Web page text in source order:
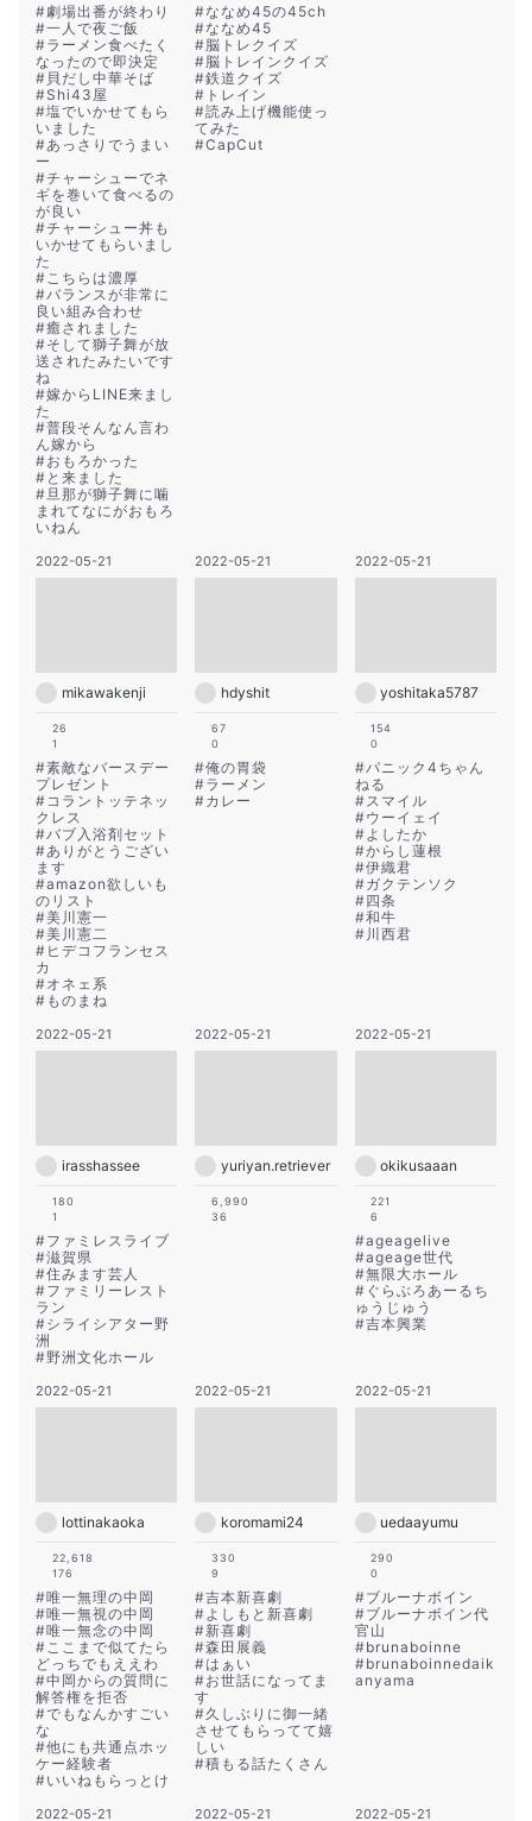
#劇場出番が終わり
#一人で夜ご飯
#ラーメン食べたく
なったので即決定
# 貝だし中華そば
#Shi43屋
#塩でいかせてもら
いました
#あっさりでうまい
ー
#チャーシューでネ
ギを巻いて食べるの
が良い
#チャーシュー丼も
いかせてもらいまし
た
# こちらは濃厚
#バランスが非常に
良い組み合わせ
#癒されました
#そして獅子舞が放
送されたみたいです
ね
#嫁からLINE来まし
た
#普段そんなん言わ
ん嫁から
#おもろかった
# と来ました
# 旦那が獅子舞に噛
まれてなにがおもろ
いねん
#ななめ45の45ch
#ななめ45
#脳トレクイズ
#脳トレインクイズ
#鉄道クイズ
# トレイン
#読み上げ機能使っ
てみた
#CapCut
2022-05-21
mikawakenji
26
1
#素敵なバースデー
プレゼント
# コラントッテネッ
クレス
#バブ入浴剤セット
#ありがとうござい
ます
#amazon欲しいも
のリスト
#美川憲一
#美川憲二
# ヒデコフランセス
カ
#オネェ系
# ものまね
2022-05-21
hdyshit
67
0
#俺の胃袋
#ラーメン
#カレー
2022-05-21
yoshitaka5787
154
0
#パニック4ちゃん
ねる
# スマイル
#ウーイェイ
# よしたか
#からし蓮根
#伊織君
#ガクテンソク
#四条
#和牛
# 川西君
2022-05-21
irasshassee
180
1
#ファミレスライブ
#滋賀県
#住みます芸人
#ファミリーレスト
ラン
#シライシアター野
洲
#野洲文化ホール
2022-05-21
yuriyan.retriever
6,990
36
2022-05-21
okikusaaan
221
6
#ageagelive
#ageage世代
#無限大ホール
# ぐらぶろあーるち
ゅうじゅう
#吉本興業
2022-05-21
lottinakaoka
22,618
176
#唯一無理の中岡
#唯一無視の中岡
#唯一無念の中岡
# ここまで似てたら
どっちでもええわ
#中岡からの質問に
解答権を拒否
#でもなんかすごい
な
#他にも共通点ホッ
ケー経験者
#いいねもらっとけ
2022-05-21
koromami24
330
9
#吉本新喜劇
# よしもと新喜劇
#新喜劇
#森田展義
#はぁい
#お世話になってま
す
#久しぶりに御一緒
させてもらってて嬉
しい
#積もる話たくさん
2022-05-21
uedaayumu
290
0
#ブルーナボイン
#ブルーナボイン代
官山
#brunaboinne
#brunaboinnedaik
anyama
2022-05-21 2022-05-21 2022-05-21